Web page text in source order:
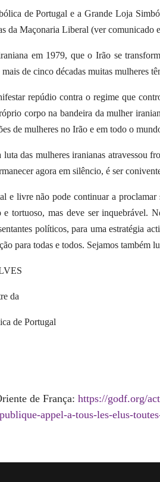
de Portugal e a Grande Loja
da Maçonaria Liberal (ver
em 1979, que o Irão se
de cinco décadas muitas mulheres
repúdio contra o regime que
corpo na bandeira da mulher
de mulheres no Irão e em todo o
luta das mulheres iranianas atravessou
agora em silêncio, é ser
e livre não pode continuar a
e tortuoso, mas deve ser inquebrável.
políticos, para uma estratégia
para todas e todos. Sejamos também
da
de Portugal
de França: https://godf.org/
appel-a-tous-les-elus-